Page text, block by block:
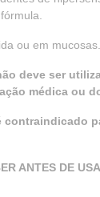
ou em mucosas.
deve ser
médica ou
contraindicado
ANTES DE